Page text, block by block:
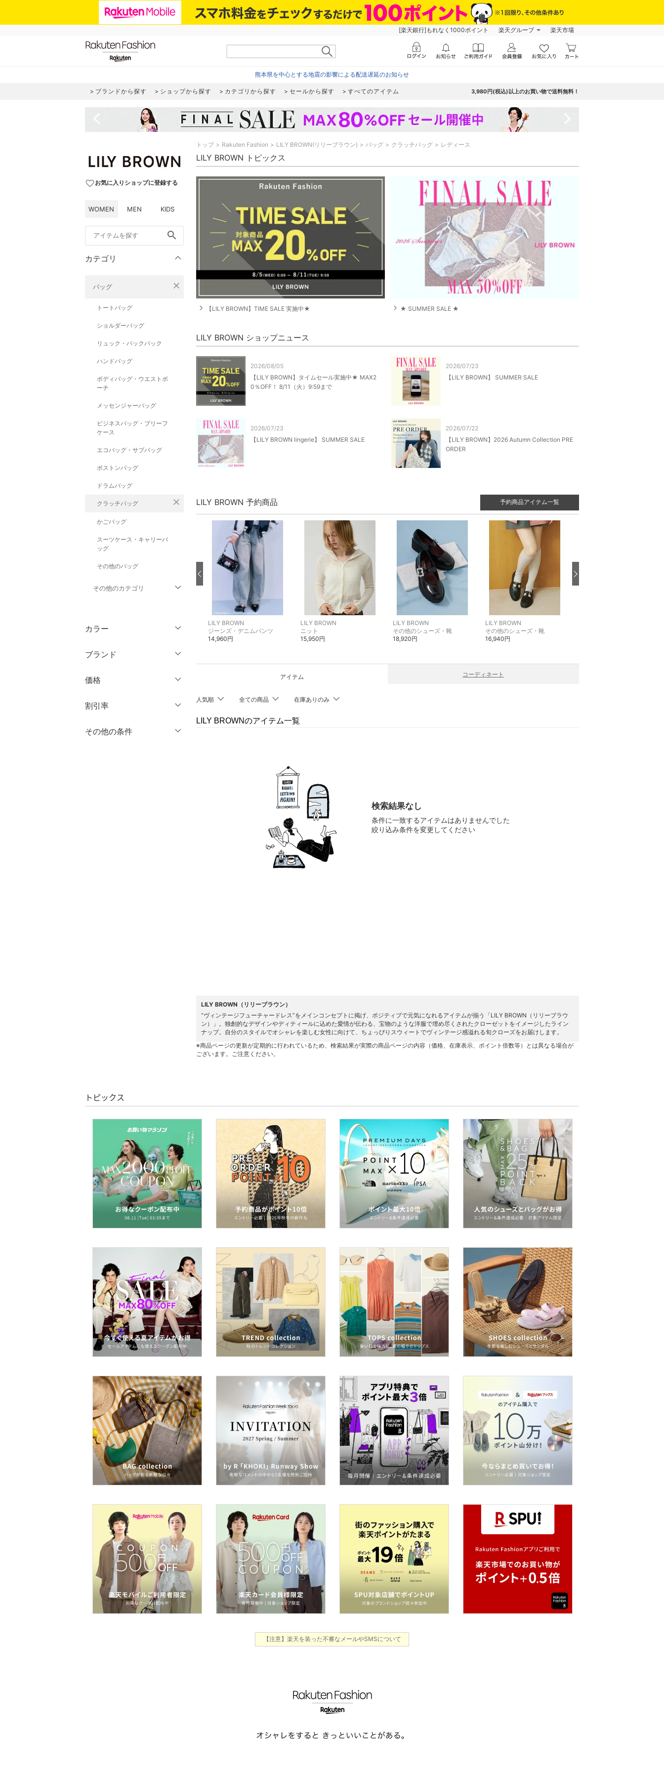
[楽天銀行]もれなく1000ポイント 楽天グループ 楽天市場
熊本県を中心とする地震の影響による配送遅延のお知らせ
ブランドから探す ショップから探す カテゴリから探す セールから探す すべてのアイテム 3,980円(税込)以上のお買い物で送料無料！
favorite_borderお気に入りショップに登録する
WOMEN MEN KIDS
search
カテゴリ
バッグ close
トートバッグ
ショルダーバッグ
リュック・バックパック
ハンドバッグ
ボディバッグ・ウエストポ
ーチ
メッセンジャーバッグ
ビジネスバッグ・ブリーフ
ケース
エコバッグ・サブバッグ
ボストンバッグ
ドラムバッグ
クラッチバッグ close
かごバッグ
スーツケース・キャリーバ
ッグ
その他のバッグ
その他のカテゴリ
ジャケット・アウター
パンツ
ワンピース・ドレス
スカート
オールインワン・オーバ
ーオール
メイクアップ
ネイル
ボディケア・オーラルケ
ヘアケア
フレグランス
メイク道具・美容器具
食器・調理器具・キッチ
ン用品
インテリア・生活雑貨
スマホグッズ・オーディ
オ機器
スポーツ・アウトドア用
文房具
ペット用品
福袋・ギフト・その他
カラー
クリア
ブランド
価格
絞り込み
割引率
％OFF～ ％OFF
その他の条件
トップ Rakuten Fashion LILY BROWN(リリーブラウン) バッグ クラッチバッグ レディース
LILY BROWN トピックス
navigate_next 【LILY BROWN】TIME SALE 実施中★ navigate_next ★ SUMMER SALE ★
LILY BROWN ショップニュース
2026/08/05
【LILY BROWN】タイムセール実施中★ MAX2
0％OFF！ 8/11（火）9:59まで
2026/07/23
【LILY BROWN】 SUMMER SALE
2026/07/23
【LILY BROWN lingerie】 SUMMER SALE
2026/07/22
【LILY BROWN】2026 Autumn Collection PRE
ORDER
LILY BROWN 予約商品 予約商品アイテム一覧
LILY BROWN
ジーンズ・デニムパンツ
14,960円
LILY BROWN
ニット
15,950円
LILY BROWN
その他のシューズ・靴
18,920円
LILY BROWN
その他のシューズ・靴
16,940円
アイテム コーディネート
人気順 全ての商品 在庫ありのみ
LILY BROWNのアイテム一覧
検索結果なし
条件に一致するアイテムはありませんでした
絞り込み条件を変更してください
LILY BROWN（リリーブラウン）
“ヴィンテージフューチャードレス”をメインコンセプトに掲げ、ポジティブで元気になれるアイテムが揃う「LILY BROWN（リリーブラウ
ン）」。独創的なデザインやディティールに込めた愛情が伝わる、宝物のような洋服で埋め尽くされたクローゼットをイメージしたライン
ナップ。自分のスタイルでオシャレを楽しむ女性に向けて、ちょっぴりスウィートでヴィンテージ感溢れる旬クローズをお届けします。
※商品ページの更新が定期的に行われているため、検索結果が実際の商品ページの内容（価格、在庫表示、ポイント倍数等）とは異なる場合が
ございます。ご注意ください。
トピックス
【注意】楽天を装った不審なメールやSMSについて